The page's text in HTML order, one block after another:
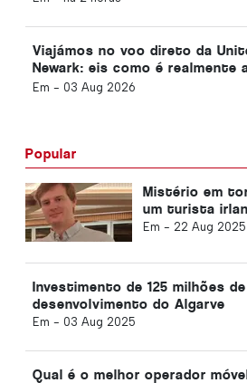
Viajámos no voo direto da
Newark: eis como é realmente
económica
Em - 03 Aug 2026
Popular
Mistério em
um turista
Em - 22 Aug 2025
Investimento de 125 milhões
desenvolvimento do Algarve
Em - 03 Aug 2025
Qual é o melhor operador